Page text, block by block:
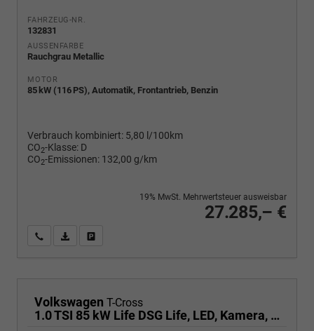
FAHRZEUG-NR.
132831
AUSSENFARBE
Rauchgrau Metallic
MOTOR
85 kW (116 PS), Automatik, Frontantrieb, Benzin
Verbrauch kombiniert: 5,80 l/100km
CO2-Klasse: D
CO2-Emissionen: 132,00 g/km
27.285,– €
19% MwSt. Mehrwertsteuer ausweisbar
Wir rufen Sie anPDF-Fahrzeugexposé drucken
Volkswagen T-Cross
1.0 TSI 85 kW Life DSG Life, LED, Kamera, ACC, Side, Winter, 17-Zoll